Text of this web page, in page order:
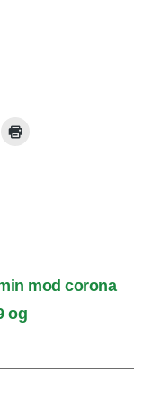
mod corona
og